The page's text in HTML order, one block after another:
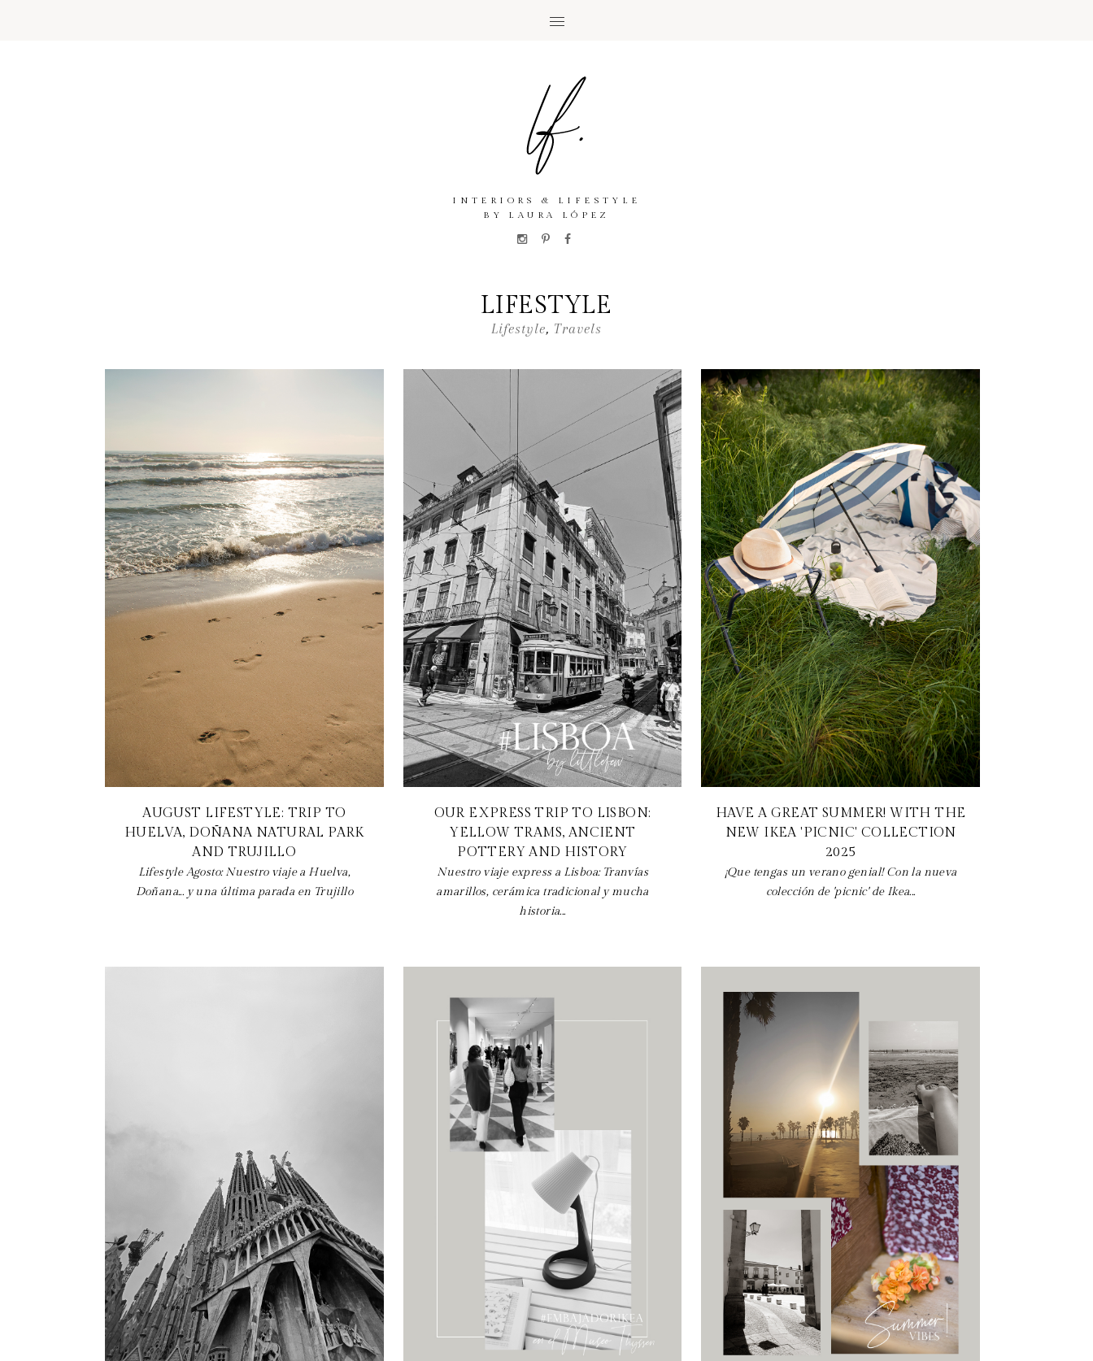
INTERIORS & LIFESTYLE
BY LAURA LÓPEZ
LIFESTYLE
Lifestyle, Travels
AUGUST LIFESTYLE: TRIP TO
HUELVA, DOÑANA NATURAL PARK
AND TRUJILLO
Lifestyle Agosto: Nuestro viaje a Huelva,
Doñana... y una última parada en Trujillo
OUR EXPRESS TRIP TO LISBON:
YELLOW TRAMS, ANCIENT
POTTERY AND HISTORY
Nuestro viaje express a Lisboa: Tranvías
amarillos, cerámica tradicional y mucha
historia...
HAVE A GREAT SUMMER! WITH THE
NEW IKEA 'PICNIC' COLLECTION
2025
¡Que tengas un verano genial! Con la nueva
colección de 'picnic' de Ikea...